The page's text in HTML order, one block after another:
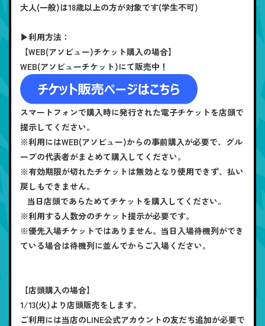
大人(一般)は18歳以上の方が対象です(学生不可)
▶利用方法：
【WEB(アソビュー)チケット購入の場合】
WEB(アソビューチケット)にて販売中！
スマートフォンで購入時に発行された電子チケットを店頭で
提示してください。
※利用にはWEB(アソビュー)からの事前購入が必要で、グル
ープの代表者がまとめて購入してください。
※有効期限が切れたチケットは無効となり使用できず、払い
戻しもできません。
当日店頭であらためてチケットを購入してください。
※利用する人数分のチケット提示が必要です。
※優先入場チケットではありません。当日入場待機列ができ
ている場合は待機列に並んでからご入場ください。
【店頭購入の場合】
1/13(火)より店頭販売をします。
ご利用には当店のLINE公式アカウントの友だち追加が必要で